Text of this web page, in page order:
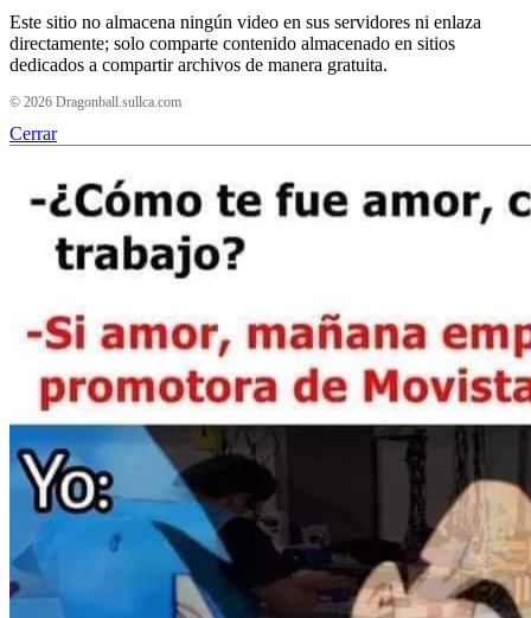
Este sitio no almacena ningún video en sus servidores ni enlaza
directamente; solo comparte contenido almacenado en sitios
dedicados a compartir archivos de manera gratuita.
© 2026 Dragonball.sullca.com
Cerrar